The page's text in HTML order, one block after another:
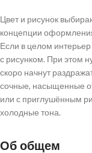
Цвет и рисунок
концепции
Если в целом
с рисунком. При этом
скоро начнут
сочные, насыщенные
или с приглушённым
холодные тона.
Об общем